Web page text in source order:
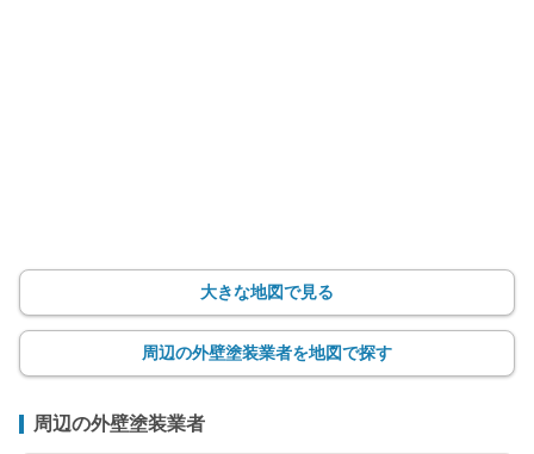
大きな地図で見る
周辺の外壁塗装業者を地図で探す
周辺の外壁塗装業者